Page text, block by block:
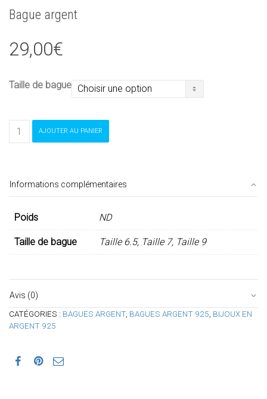
Bague argent
29,00€
Taille de bague
quantité
AJOUTER AU PANIER
Informations complémentaires
Poids ND
Taille de bague Taille 6.5, Taille 7, Taille 9
Avis (0)
CATÉGORIES : BAGUES ARGENT, BAGUES ARGENT 925 BIJOUX EN
ARGENT 925